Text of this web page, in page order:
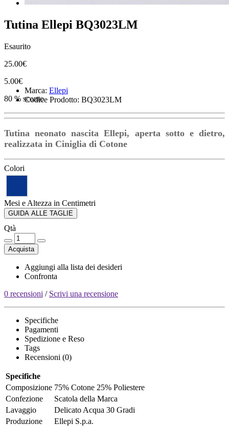
Tutina Ellepi BQ3023LM
Esaurito
25.00€
5.00€
80 % sconto
Marca: Ellepi
Codice Prodotto: BQ3023LM
Tutina neonato nascita Ellepi, aperta sotto e dietro,
realizzata in Ciniglia di Cotone
Colori
Mesi e Altezza in Centimetri
GUIDA ALLE TAGLIE
Qtà
Acquista
Aggiungi alla lista dei desideri
Confronta
0 recensioni / Scrivi una recensione
Specifiche
Pagamenti
Spedizione e Reso
Tags
Recensioni (0)
Specifiche
Composizione 75% Cotone 25% Poliestere
Confezione
Scatola della Marca
Lavaggio
Delicato Acqua 30 Gradi
Produzione
Ellepi S.p.a.